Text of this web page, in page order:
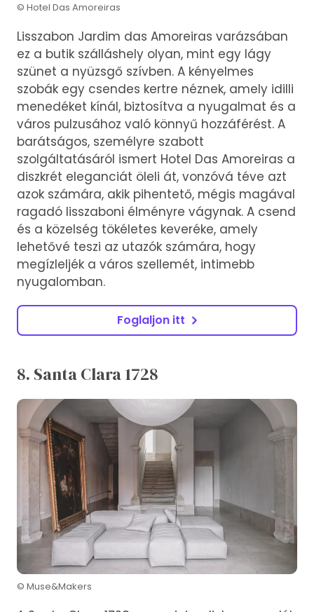
© Hotel Das Amoreiras
Lisszabon Jardim das Amoreiras varázsában
ez a butik szálláshely olyan, mint egy lágy
szünet a nyüzsgő szívben. A kényelmes
szobák egy csendes kertre néznek, amely idilli
menedéket kínál, biztosítva a nyugalmat és a
város pulzusához való könnyű hozzáférést. A
barátságos, személyre szabott
szolgáltatásáról ismert Hotel Das Amoreiras a
diszkrét eleganciát öleli át, vonzóvá téve azt
azok számára, akik pihentető, mégis magával
ragadó lisszaboni élményre vágynak. A csend
és a közelség tökéletes keveréke, amely
lehetővé teszi az utazók számára, hogy
megízleljék a város szellemét, intimebb
nyugalomban.
Foglaljon itt
8. Santa Clara 1728
© Muse&Makers